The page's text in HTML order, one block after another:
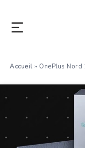
Accueil » OnePlus Nord